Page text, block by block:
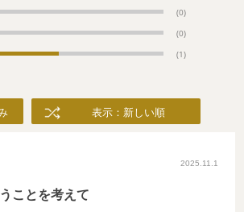
(0)
(0)
(1)
表示：新しい順
2025.11.1
ことを考えて